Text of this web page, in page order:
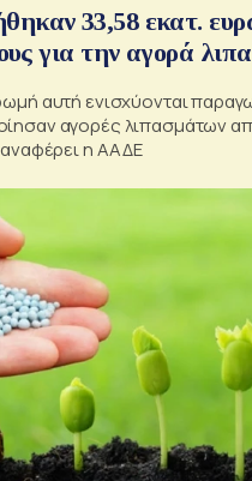
33,58 εκατ.
για την αγορά
αυτή ενισχύονται
αγορές λιπασμάτων
η ΑΑΔΕ